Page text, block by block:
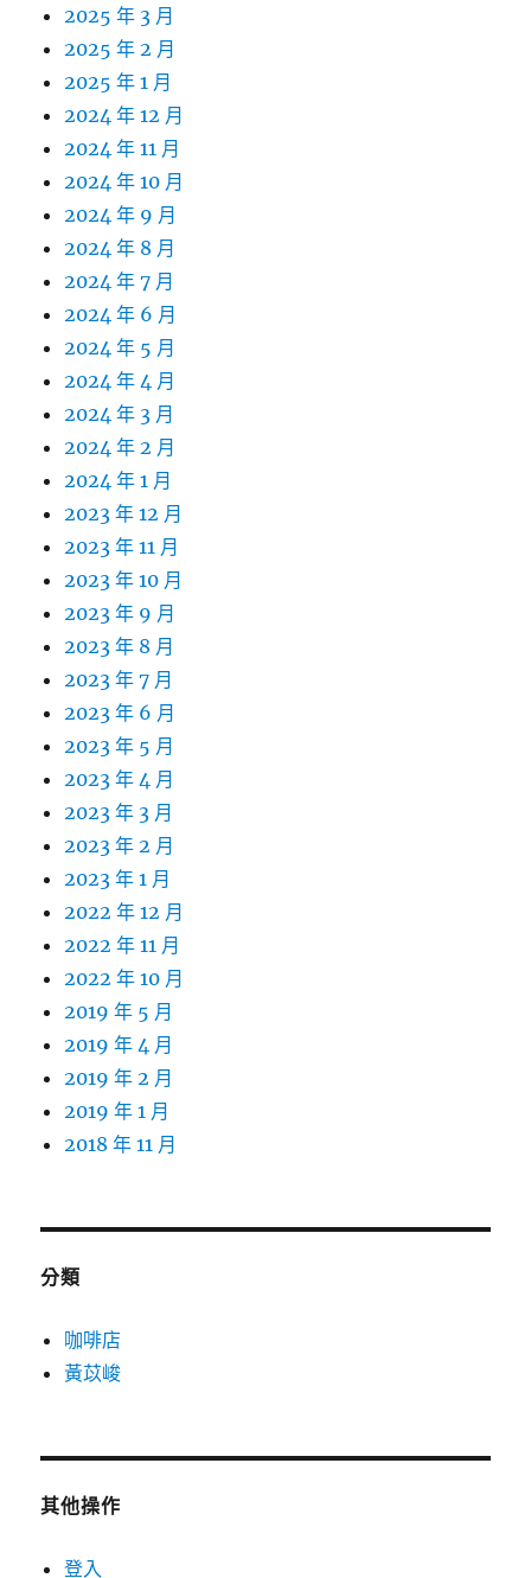
2025 年 3 月
2025 年 2 月
2025 年 1 月
2024 年 12 月
2024 年 11 月
2024 年 10 月
2024 年 9 月
2024 年 8 月
2024 年 7 月
2024 年 6 月
2024 年 5 月
2024 年 4 月
2024 年 3 月
2024 年 2 月
2024 年 1 月
2023 年 12 月
2023 年 11 月
2023 年 10 月
2023 年 9 月
2023 年 8 月
2023 年 7 月
2023 年 6 月
2023 年 5 月
2023 年 4 月
2023 年 3 月
2023 年 2 月
2023 年 1 月
2022 年 12 月
2022 年 11 月
2022 年 10 月
2019 年 5 月
2019 年 4 月
2019 年 2 月
2019 年 1 月
2018 年 11 月
分類
咖啡店
黃苡峻
其他操作
登入